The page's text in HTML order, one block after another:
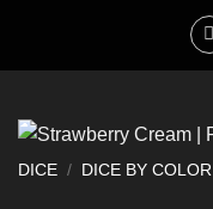
DICE / DICE BY COLOR